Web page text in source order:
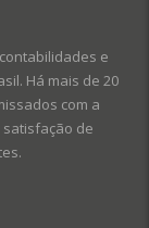
e
Há mais de 20
com a
de